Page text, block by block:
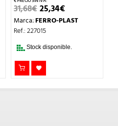
31,68€EL
PRECIO
ORIGINAL
ERA:
25,34€PRECIO
ACTUAL
Marca:FERRO-PLAST
Ref.: 227015
Stock disponible.